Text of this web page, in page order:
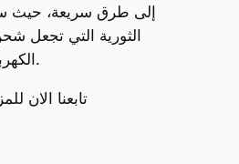
إلى طرق سريعة، حيث
الثورية التي تجعل
الكهربائية أمرًا سهلاً ومثيرًا.
تابعنا الان